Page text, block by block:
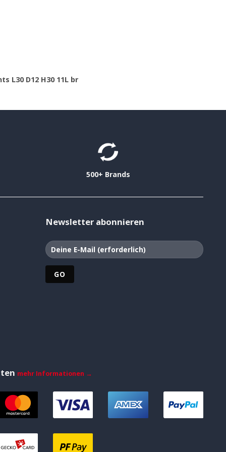
L30 D12 H30 11L br
500+ Brands
Newsletter abonnieren
mehr Informationen →